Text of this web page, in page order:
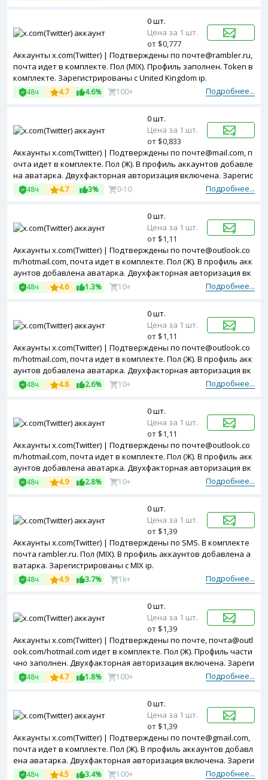
Аккаунты x.com(Twitter) | Подтверждены по почте@rambler.ru,
почта идет в комплекте. Пол (MIX). Профиль заполнен. Token в
комплекте. Зарегистрированы с United Kingdom ip.
Подробнее...
48ч 4.7 4.6% 100+
0 шт.
Цена за 1 шт.
от $0,777
Аккаунты x.com(Twitter) | Подтверждены по почте@mail.com, п
очта идет в комплекте. Пол (Ж). В профиль аккаунтов добавле
на аватарка. Двухфакторная авторизация включена. Зарегис
трированы с USA ip.
Подробнее...
48ч 4.7 3% 0-10
0 шт.
Цена за 1 шт.
от $0,833
Аккаунты x.com(Twitter) | Подтверждены по почте@outlook.co
m/hotmail.com, почта идет в комплекте. Пол (Ж). В профиль акк
аунтов добавлена аватарка. Двухфакторная авторизация вк
лючена. Зарегистрированы с Netherlands ip.
Подробнее...
48ч 4.6 1.3% 10+
0 шт.
Цена за 1 шт.
от $1,11
Аккаунты x.com(Twitter) | Подтверждены по почте@outlook.co
m/hotmail.com, почта идет в комплекте. Пол (Ж). В профиль акк
аунтов добавлена аватарка. Двухфакторная авторизация вк
лючена. Зарегистрированы с Norway ip.
Подробнее...
48ч 4.8 2.6% 10+
0 шт.
Цена за 1 шт.
от $1,11
Аккаунты x.com(Twitter) | Подтверждены по почте@outlook.co
m/hotmail.com, почта идет в комплекте. Пол (Ж). В профиль акк
аунтов добавлена аватарка. Двухфакторная авторизация вк
лючена. Зарегистрированы с Spain ip.
Подробнее...
48ч 4.9 2.8% 10+
0 шт.
Цена за 1 шт.
от $1,11
Аккаунты x.com(Twitter) | Подтверждены по SMS. В комплекте
почта rambler.ru. Пол (MIX). В профиль аккаунтов добавлена а
ватарка. Зарегистрированы с MIX ip.
Подробнее...
48ч 4.9 3.7% 1k+
0 шт.
Цена за 1 шт.
от $1,39
Аккаунты x.com(Twitter) | Подтверждены по почте, почта@outl
ook.com/hotmail.com идет в комплекте. Пол (Ж). Профиль части
чно заполнен. Двухфакторная авторизация включена. Зареги
стрированы с USA ip.
Подробнее...
48ч 4.7 1.8% 100+
0 шт.
Цена за 1 шт.
от $1,39
Аккаунты x.com(Twitter) | Подтверждены по почте@gmail.com,
почта идет в комплекте. Пол (Ж). В профиль аккаунтов добавл
ена аватарка. Двухфакторная авторизация включена. Зареги
стрированы с USA ip.
Подробнее...
48ч 4.5 3.4% 100+
0 шт.
Цена за 1 шт.
от $1,39